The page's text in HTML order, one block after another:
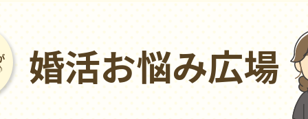
婚活お悩み広場